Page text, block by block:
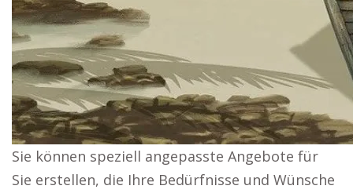
Sie können speziell angepasste Angebote für
Sie erstellen, die Ihre Bedürfnisse und Wünsche